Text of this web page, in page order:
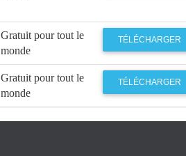
Gratuit pour tout le
monde
TÉLÉCHARGER
Gratuit pour tout le
monde
TÉLÉCHARGER